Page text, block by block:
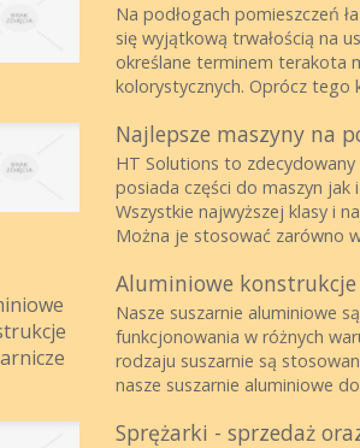
Na podłogach pomieszczeń
się wyjątkową trwałością na
określane terminem terakota
kolorystycznych. Oprócz tego
Najlepsze maszyny na
HT Solutions to
posiada części do maszyn jak
Wszystkie najwyższej klasy i
Można je stosować zarówno
Aluminiowe konstrukcje
Nasze suszarnie aluminiowe
funkcjonowania w różnych
rodzaju suszarnie są
nasze suszarnie aluminiowe
Sprężarki - sprzedaż